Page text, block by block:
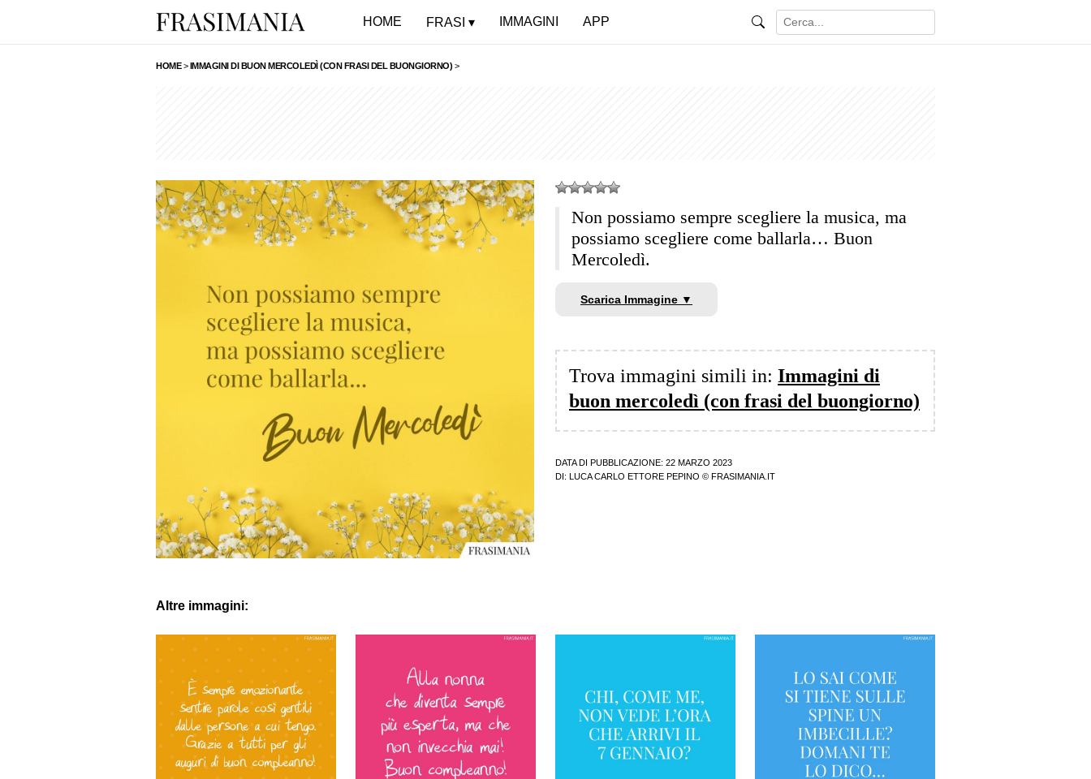
HOME FRASI IMMAGINI APP
HOME>IMMAGINI DI BUON MERCOLEDÌ (CON FRASI DEL BUONGIORNO) >
Non possiamo sempre scegliere la musica, ma
possiamo scegliere come ballarla… Buon
Mercoledì.
Scarica Immagine ▼
Trova immagini simili in: Immagini di
buon mercoledì (con frasi del buongiorno)
DATA DI PUBBLICAZIONE: 22 MARZO 2023
DI:
LUCA CARLO ETTORE PEPINO © FRASIMANIA.IT
Altre immagini: